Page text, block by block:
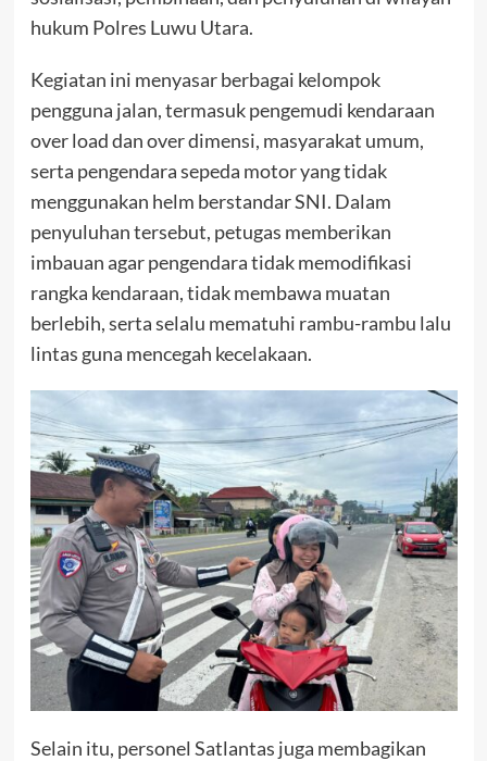
hukum Polres Luwu Utara.
Kegiatan ini menyasar berbagai kelompok
pengguna jalan, termasuk pengemudi kendaraan
over load dan over dimensi, masyarakat umum,
serta pengendara sepeda motor yang tidak
menggunakan helm berstandar SNI. Dalam
penyuluhan tersebut, petugas memberikan
imbauan agar pengendara tidak memodifikasi
rangka kendaraan, tidak membawa muatan
berlebih, serta selalu mematuhi rambu-rambu lalu
lintas guna mencegah kecelakaan.
Selain itu, personel Satlantas juga membagikan